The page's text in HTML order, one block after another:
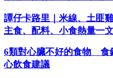
譚仔卡路里｜米線、土匪
主食、配料、小食熱量一
6類對心臟不好的食物 食
心飲食建議